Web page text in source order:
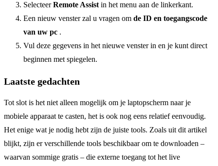
SelecteerRemote Assist in het menu aan de linkerkant.
Een nieuw venster zal u vragen om de ID en toegangscode
van uw pc .
Vul deze gegevens in het nieuwe venster in en je kunt direct
beginnen met spiegelen.
Laatste gedachten
Tot slot is het niet alleen mogelijk om je laptopscherm naar je
mobiele apparaat te casten, het is ook nog eens relatief eenvoudig.
Het enige wat je nodig hebt zijn de juiste tools. Zoals uit dit artikel
blijkt, zijn er verschillende tools beschikbaar om te downloaden –
waarvan sommige gratis – die externe toegang tot het live